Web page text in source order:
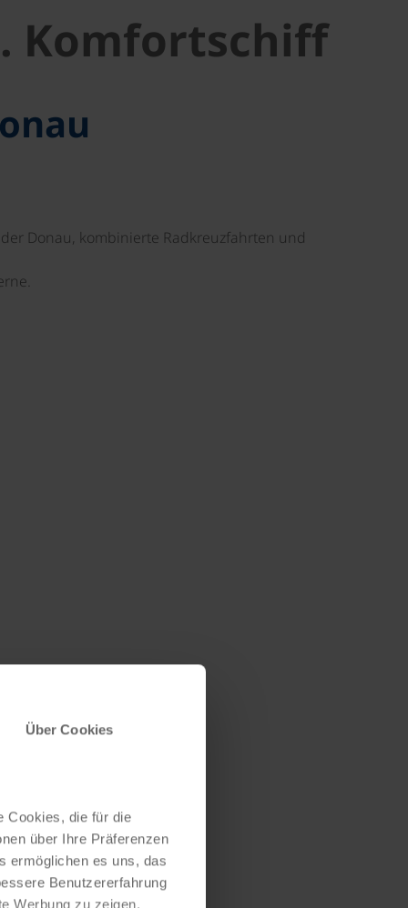
Über Cookies
Cookies, die für die
über Ihre Präferenzen
ermöglichen es uns, das
Benutzererfahrung
Werbung zu zeigen,
Komfortschiff
Donau, kombinierte Radkreuzfahrten und